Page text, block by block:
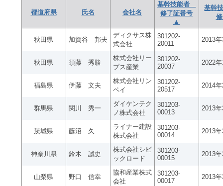
都道府県 氏名 会社名
基幹技能者
修了証番号
▲
基幹
秋田県 加賀谷 邦夫
ディクサス株
式会社
301202-
20011
2013
秋田県 須藤 秀勝
株式会社リー
プス産業
301202-
20037
2022
福島県 伊藤 文夫
株式会社リン
ペイ
301202-
20517
2014
群馬県 関川 秀一
ダイケンテク
ノ株式会社
301203-
00013
2013
茨城県 藤沼 久
ライナー建設
株式会社
301203-
00014
2013
神奈川県 鈴木 誠史
株式会社シビ
ックロード
301203-
00015
2013
山梨県 野口 信幸
協和産業株式
会社
301203-
00017
2013